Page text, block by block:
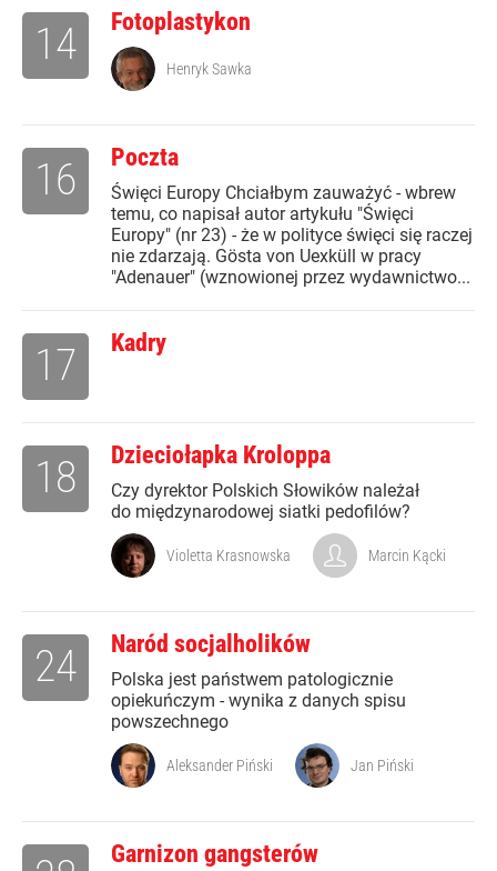
Fotoplastykon
14 Henryk Sawka
Poczta
Święci Europy Chciałbym zauważyć - wbrew
temu, co napisał autor artykułu "Święci
Europy" (nr 23) - że w polityce święci się raczej
nie zdarzają. Gösta von Uexküll w pracy
"Adenauer" (wznowionej przez wydawnictwo...
16
Kadry
17
Dzieciołapka Kroloppa
Czy dyrektor Polskich Słowików należał
do międzynarodowej siatki pedofilów?
18
Violetta Krasnowska Marcin Kącki
Naród socjalholików
Polska jest państwem patologicznie
opiekuńczym - wynika z danych spisu
powszechnego
24
Aleksander Piński Jan Piński
Garnizon gangsterów